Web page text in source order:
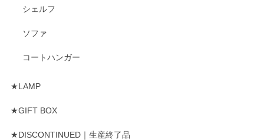
シェルフ
ソファ
コートハンガー
★LAMP
★GIFT BOX
★DISCONTINUED｜生産終了品